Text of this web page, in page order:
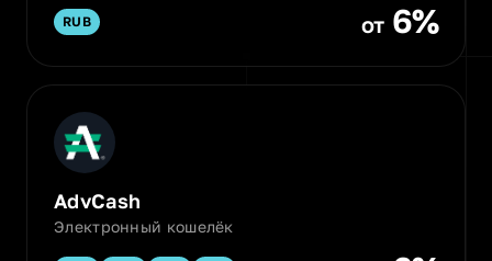
RUB от6%
AdvCash
Электронный кошелёк